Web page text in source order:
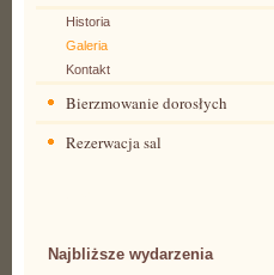
Historia
Galeria
Kontakt
Bierzmowanie dorosłych
Rezerwacja sal
Najbliższe wydarzenia